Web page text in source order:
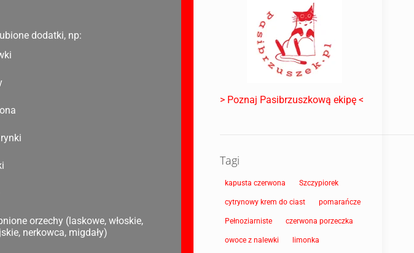
dodatki, np:
orzechy (laskowe, włoskie,
nerkowca, migdały)
> Poznaj Pasibrzuszkową ekipę <
Tagi
kapusta czerwona Szczypiorek
cytrynowy krem do ciast pomarańcze
Pełnoziarniste czerwona porzeczka
owoce z nalewki limonka